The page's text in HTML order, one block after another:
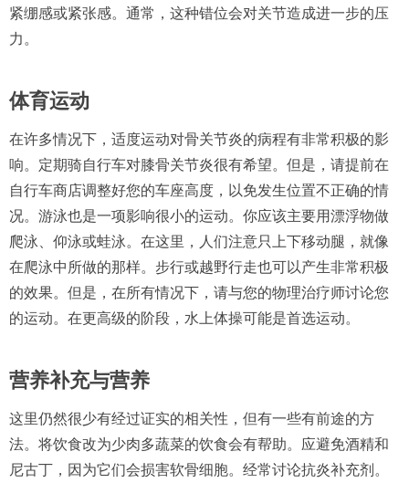
紧绷感或紧张感。通常，这种错位会对关节造成进一步的压
力。
体育运动
在许多情况下，适度运动对骨关节炎的病程有非常积极的影
响。定期骑自行车对膝骨关节炎很有希望。但是，请提前在
自行车商店调整好您的车座高度，以免发生位置不正确的情
况。游泳也是一项影响很小的运动。你应该主要用漂浮物做
爬泳、仰泳或蛙泳。在这里，人们注意只上下移动腿，就像
在爬泳中所做的那样。步行或越野行走也可以产生非常积极
的效果。但是，在所有情况下，请与您的物理治疗师讨论您
的运动。在更高级的阶段，水上体操可能是首选运动。
营养补充与营养
这里仍然很少有经过证实的相关性，但有一些有前途的方
法。将饮食改为少肉多蔬菜的饮食会有帮助。应避免酒精和
尼古丁，因为它们会损害软骨细胞。经常讨论抗炎补充剂。